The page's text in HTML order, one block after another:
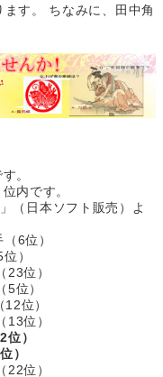
ます。 ちなみに、田中角
。
内です。
（日本ソフト販売）よ
6位）
）
位）
位）
位）
位）
位）
）
位）